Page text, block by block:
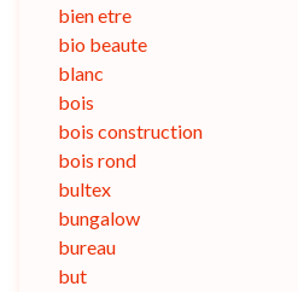
bien etre
bio beaute
blanc
bois
bois construction
bois rond
bultex
bungalow
bureau
but